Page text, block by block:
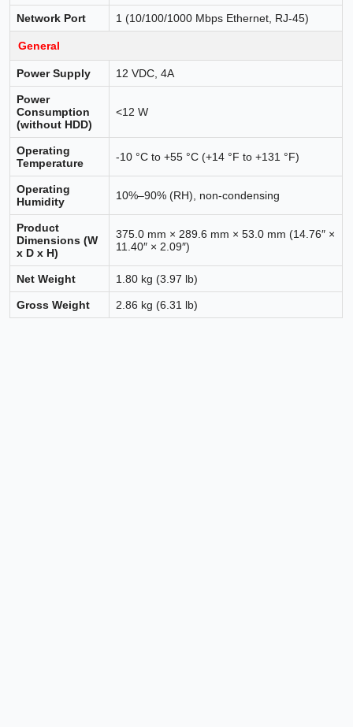
Network Port 1 (10/100/1000 Mbps Ethernet, RJ-45)
General
Power Supply 12 VDC, 4A
Power
Consumption
(without HDD)
<12 W
Operating
Temperature
-10 °C to +55 °C (+14 °F to +131 °F)
Operating
Humidity
10%–90% (RH), non-condensing
Product
Dimensions (W
x D x H)
375.0 mm × 289.6 mm × 53.0 mm (14.76″ ×
11.40″ × 2.09″)
Net Weight 1.80 kg (3.97 lb)
Gross Weight 2.86 kg (6.31 lb)